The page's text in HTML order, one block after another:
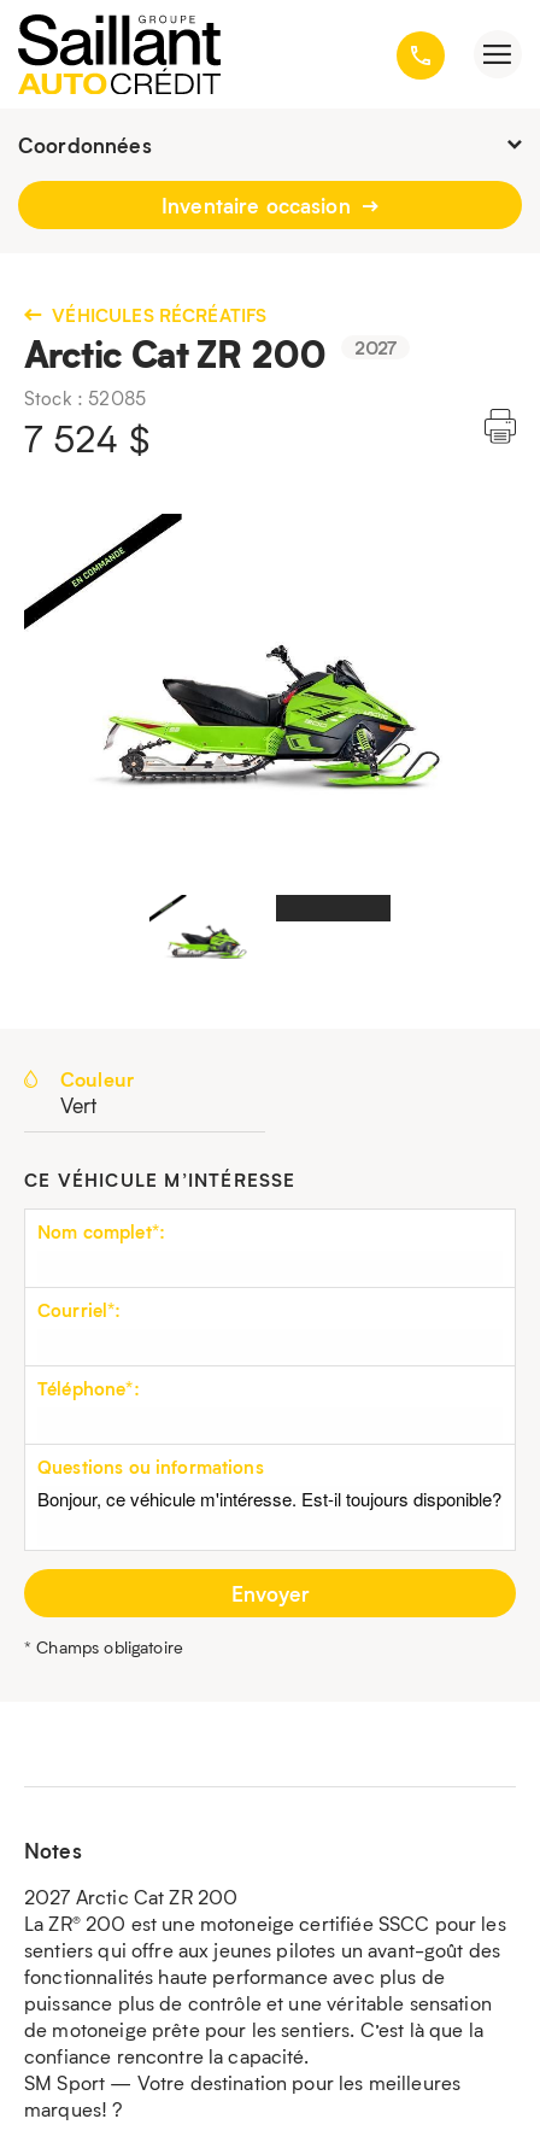
Coordonnées
Fermé : Ouverture-
418 659-6431
Inventaire occasion
VÉHICULES RÉCRÉATIFS
Arctic Cat ZR 200 2027
Stock : 52085
7 524 $
Couleur
Vert
CE VÉHICULE M’INTÉRESSE
Nom complet*:
Courriel*:
Téléphone*:
Questions ou informations
* Champs obligatoire
Notes
2027 Arctic Cat ZR 200
La ZR® 200 est une motoneige certifiée SSCC pour les
sentiers qui offre aux jeunes pilotes un avant-goût des
fonctionnalités haute performance avec plus de
puissance plus de contrôle et une véritable sensation
de motoneige prête pour les sentiers. C’est là que la
confiance rencontre la capacité.
SM Sport — Votre destination pour les meilleures
marques! ?